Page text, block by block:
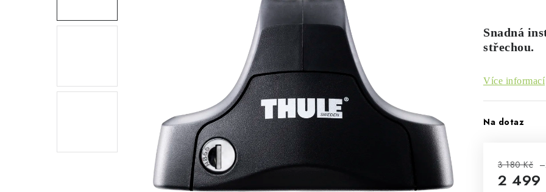
Snadná
střechou.
Více informací
Na dotaz
3 180 Kč
2 499